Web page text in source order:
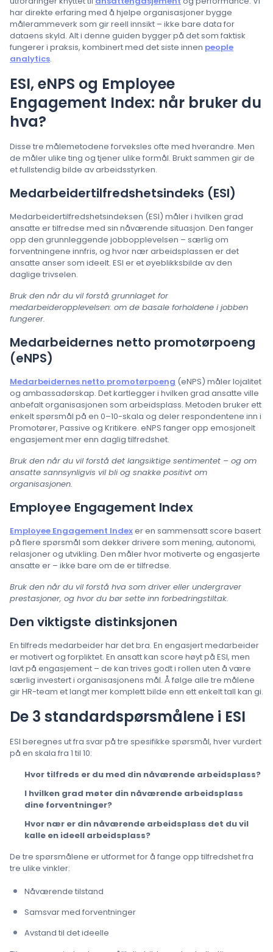
har direkte erfaring med å hjelpe organisasjoner bygge
målerammeverk som gir reell innsikt – ikke bare data for
dataens skyld. Alt i denne guiden bygger på det som faktisk
fungerer i praksis, kombinert med det siste innen people
analytics.
ESI, eNPS og Employee
Engagement Index: når bruker du
hva?
Disse tre målemetodene forveksles ofte med hverandre. Men
de måler ulike ting og tjener ulike formål. Brukt sammen gir de
et fullstendig bilde av arbeidsstyrken.
Medarbeidertilfredshetsindeks (ESI)
Medarbeidertilfredshetsindeksen (ESI) måler i hvilken grad
ansatte er tilfredse med sin nåværende situasjon. Den fanger
opp den grunnleggende jobbopplevelsen – særlig om
forventningene innfris, og hvor nær arbeidsplassen er det
ansatte anser som ideelt. ESI er et øyeblikksbilde av den
daglige trivselen.
Bruk den når du vil forstå grunnlaget for
medarbeideropplevelsen: om de basale forholdene i jobben
fungerer.
Medarbeidernes netto promotørpoeng
(eNPS)
Medarbeidernes netto promotørpoeng (eNPS) måler lojalitet
og ambassadørskap. Det kartlegger i hvilken grad ansatte ville
anbefalt organisasjonen som arbeidsplass. Metoden bruker ett
enkelt spørsmål på en 0–10-skala og deler respondentene inn i
Promotører, Passive og Kritikere. eNPS fanger opp emosjonelt
engasjement mer enn daglig tilfredshet.
Bruk den når du vil forstå det langsiktige sentimentet – og om
ansatte sannsynligvis vil bli og snakke positivt om
organisasjonen.
Employee Engagement Index
Employee Engagement Indexer en sammensatt score basert
på flere spørsmål som dekker drivere som mening, autonomi,
relasjoner og utvikling. Den måler hvor motiverte og engasjerte
ansatte er – ikke bare om de er tilfredse.
Bruk den når du vil forstå hva som driver eller undergraver
prestasjoner, og hvor du bør sette inn forbedringstiltak.
Den viktigste distinksjonen
En tilfreds medarbeider har det bra. En engasjert medarbeider
er motivert og forpliktet. En ansatt kan score høyt på ESI, men
lavt på engasjement – de kan trives godt i rollen uten å være
særlig investert i organisasjonens mål. Å følge alle tre målene
gir HR-team et langt mer komplett bilde enn ett enkelt tall kan gi.
De 3 standardspørsmålene i ESI
ESI beregnes ut fra svar på tre spesifikke spørsmål, hver vurdert
på en skala fra 1 til 10:
Hvor tilfreds er du med din nåværende arbeidsplass?
I hvilken grad møter din nåværende arbeidsplass
dine forventninger?
Hvor nær er din nåværende arbeidsplass det du vil
kalle en ideell arbeidsplass?
De tre spørsmålene er utformet for å fange opp tilfredshet fra
tre ulike vinkler:
Nåværende tilstand
Samsvar med forventninger
Avstand til det ideelle